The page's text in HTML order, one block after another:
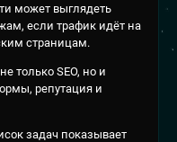
может выглядеть
если трафик идёт на
страницам.
только SEO, но и
репутация и
задач показывает